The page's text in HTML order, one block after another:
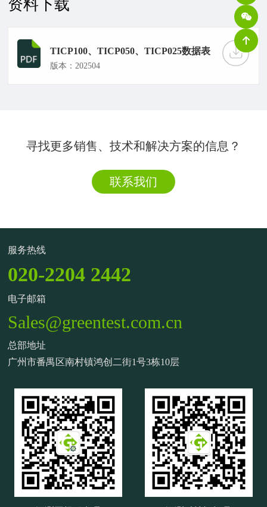
资料下载
TICP100、TICP050、TICP025数据表
版本：202504
寻找更多销售、技术和解决方案的信息？
联系我们
服务热线
020-2204 2442
电子邮箱
Sales@greentest.com.cn
总部地址
广州市番禺区南村镇鸿创二街1号3栋10层